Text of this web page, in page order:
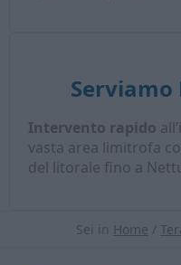
Serviamo
Intervento rapido
vasta area limitrofa
del litorale fino a
Sei in Home /